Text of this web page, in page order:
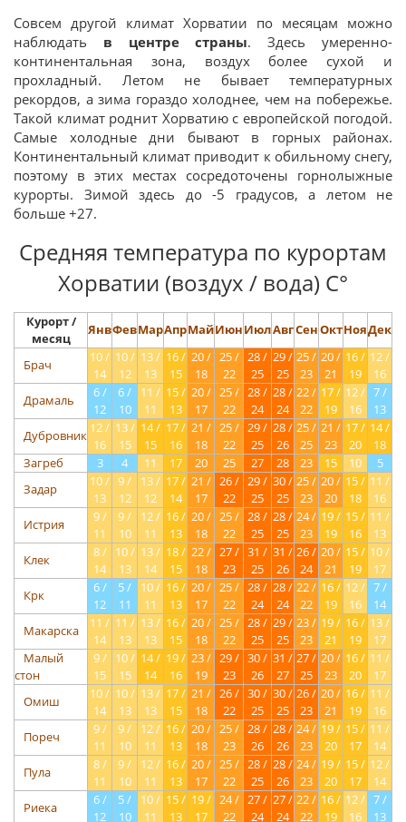
Совсем другой климат Хорватии по месяцам можно
наблюдать в центре страны. Здесь умеренно-
континентальная зона, воздух более сухой и
прохладный. Летом не бывает температурных
рекордов, а зима гораздо холоднее, чем на побережье.
Такой климат роднит Хорватию с европейской погодой.
Самые холодные дни бывают в горных районах.
Континентальный климат приводит к обильному снегу,
поэтому в этих местах сосредоточены горнолыжные
курорты. Зимой здесь до -5 градусов, а летом не
больше +27.
Средняя температура по курортам
Хорватии (воздух / вода) С°
Курорт /
месяц
ЯнвФевМарАпрМайИюнИюлАвгСенОктНояДек
Брач
10 /
14
10 /
12
13 /
13
16 /
15
20 /
18
25 /
22
28 /
25
29 /
25
25 /
23
20 /
21
16 /
19
12 /
16
Драмаль
6 /
12
6 /
10
11 /
11
15 /
13
20 /
17
25 /
22
28 /
24
28 /
24
22 /
22
17 /
19
12 /
16
7 /
13
Дубровник 12 /
16
13 /
15
14 /
15
17 /
16
21 /
18
25 /
22
29 /
25
28 /
26
25 /
25
21 /
23
17 /
20
14 /
18
Загреб
3 4 11 17 20 25 27 28 23 15 10
5
Задар
10 /
13
9 /
12
13 /
12
17 /
14
21 /
17
26 /
22
29 /
25
30 /
25
25 /
23
20 /
20
15 /
18
11 /
16
Истрия
9 /
11
9 /
10
12 /
11
16 /
13
20 /
18
25 /
22
28 /
25
28 /
25
24 /
23
19 /
19
15 /
16
11 /
13
Клек
8 /
14
10 /
13
13 /
14
18 /
15
22 /
18
27 /
23
31 /
25
31 /
26
26 /
24
20 /
21
15 /
19
10 /
17
Крк
6 /
12
5 /
11
10 /
11
16 /
13
20 /
17
25 /
22
28 /
24
28 /
24
22 /
22
16 /
19
12 /
16
7 /
14
Макарска
11 /
14
11 /
13
13 /
13
16 /
15
20 /
18
25 /
22
28 /
25
29 /
25
23 /
23
19 /
21
16 /
19
13 /
17
Малый
стон
9 /
15
10 /
15
14 /
14
19 /
16
23 /
19
29 /
23
30 /
26
31 /
27
27 /
25
20 /
23
16 /
20
11 /
17
Омиш
10 /
14
10 /
13
13 /
13
17 /
15
21 /
18
26 /
22
30 /
25
30 /
25
26 /
23
20 /
21
16 /
19
11 /
16
Пореч
9 /
11
9 /
10
12 /
11
16 /
13
20 /
18
25 /
23
28 /
26
28 /
26
24 /
23
19 /
20
15 /
17
11 /
14
Пула
8 /
11
9 /
10
12 /
11
16 /
13
20 /
17
25 /
22
28 /
25
28 /
26
24 /
23
19 /
20
15 /
17
12 /
14
Риека
6 /
12
5 /
10
10 /
11
15 /
13
19 /
17
24 /
22
27 /
24
27 /
24
22 /
22
16 /
19
12 /
16
7 /
13